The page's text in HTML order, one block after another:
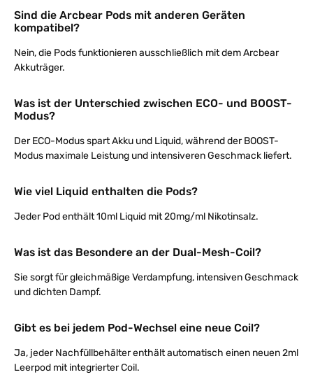
Sind die Arcbear Pods mit anderen Geräten
kompatibel?
Nein, die Pods funktionieren ausschließlich mit dem Arcbear
Akkuträger.
Was ist der Unterschied zwischen ECO- und BOOST-
Modus?
Der ECO-Modus spart Akku und Liquid, während der BOOST-
Modus maximale Leistung und intensiveren Geschmack liefert.
Wie viel Liquid enthalten die Pods?
Jeder Pod enthält 10ml Liquid mit 20mg/ml Nikotinsalz.
Was ist das Besondere an der Dual-Mesh-Coil?
Sie sorgt für gleichmäßige Verdampfung, intensiven Geschmack
und dichten Dampf.
Gibt es bei jedem Pod-Wechsel eine neue Coil?
Ja, jeder Nachfüllbehälter enthält automatisch einen neuen 2ml
Leerpod mit integrierter Coil.